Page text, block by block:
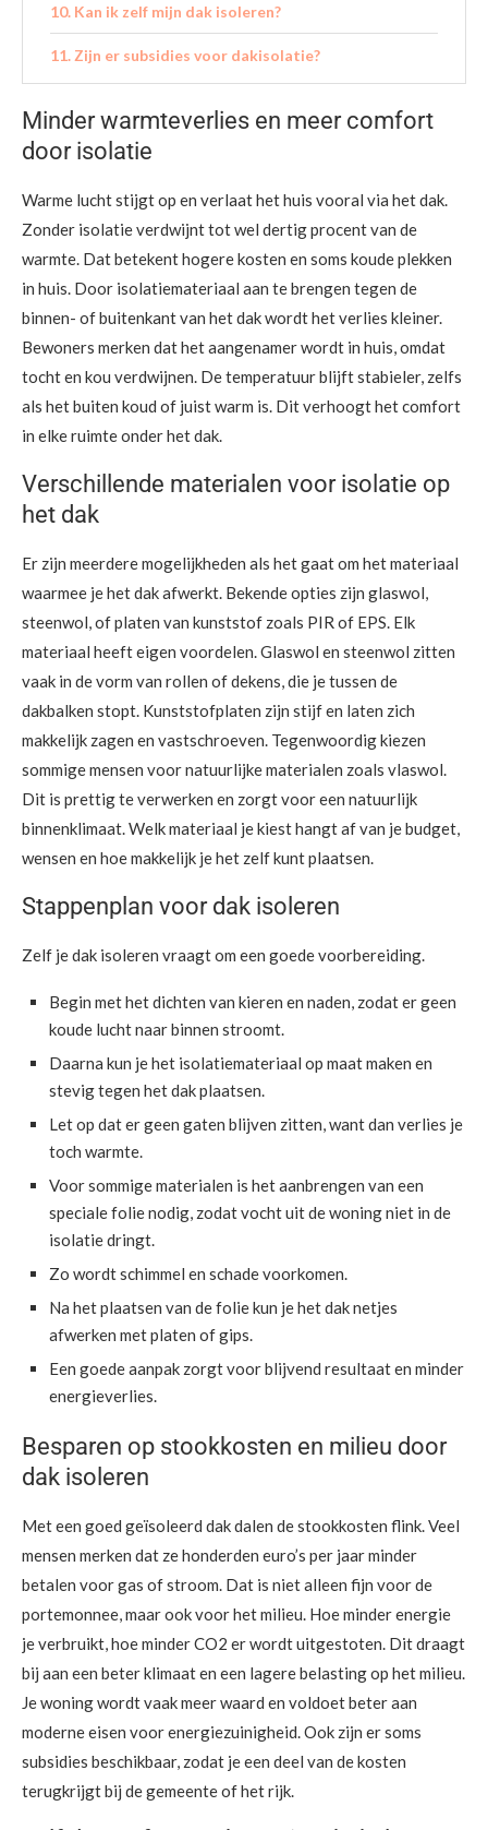
Kan ik zelf mijn dak isoleren?
Zijn er subsidies voor dakisolatie?
Minder warmteverlies en meer comfort
door isolatie
Warme lucht stijgt op en verlaat het huis vooral via het dak.
Zonder isolatie verdwijnt tot wel dertig procent van de
warmte. Dat betekent hogere kosten en soms koude plekken
in huis. Door isolatiemateriaal aan te brengen tegen de
binnen- of buitenkant van het dak wordt het verlies kleiner.
Bewoners merken dat het aangenamer wordt in huis, omdat
tocht en kou verdwijnen. De temperatuur blijft stabieler, zelfs
als het buiten koud of juist warm is. Dit verhoogt het comfort
in elke ruimte onder het dak.
Verschillende materialen voor isolatie op
het dak
Er zijn meerdere mogelijkheden als het gaat om het materiaal
waarmee je het dak afwerkt. Bekende opties zijn glaswol,
steenwol, of platen van kunststof zoals PIR of EPS. Elk
materiaal heeft eigen voordelen. Glaswol en steenwol zitten
vaak in de vorm van rollen of dekens, die je tussen de
dakbalken stopt. Kunststofplaten zijn stijf en laten zich
makkelijk zagen en vastschroeven. Tegenwoordig kiezen
sommige mensen voor natuurlijke materialen zoals vlaswol.
Dit is prettig te verwerken en zorgt voor een natuurlijk
binnenklimaat. Welk materiaal je kiest hangt af van je budget,
wensen en hoe makkelijk je het zelf kunt plaatsen.
Stappenplan voor dak isoleren
Zelf je dak isoleren vraagt om een goede voorbereiding.
Begin met het dichten van kieren en naden, zodat er geen
koude lucht naar binnen stroomt.
Daarna kun je het isolatiemateriaal op maat maken en
stevig tegen het dak plaatsen.
Let op dat er geen gaten blijven zitten, want dan verlies je
toch warmte.
Voor sommige materialen is het aanbrengen van een
speciale folie nodig, zodat vocht uit de woning niet in de
isolatie dringt.
Zo wordt schimmel en schade voorkomen.
Na het plaatsen van de folie kun je het dak netjes
afwerken met platen of gips.
Een goede aanpak zorgt voor blijvend resultaat en minder
energieverlies.
Besparen op stookkosten en milieu door
dak isoleren
Met een goed geïsoleerd dak dalen de stookkosten flink. Veel
mensen merken dat ze honderden euro’s per jaar minder
betalen voor gas of stroom. Dat is niet alleen fijn voor de
portemonnee, maar ook voor het milieu. Hoe minder energie
je verbruikt, hoe minder CO2 er wordt uitgestoten. Dit draagt
bij aan een beter klimaat en een lagere belasting op het milieu.
Je woning wordt vaak meer waard en voldoet beter aan
moderne eisen voor energiezuinigheid. Ook zijn er soms
subsidies beschikbaar, zodat je een deel van de kosten
terugkrijgt bij de gemeente of het rijk.